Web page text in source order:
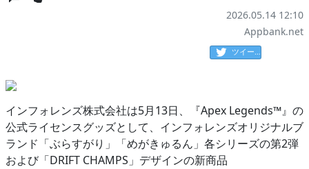
2026.05.14 12:10
Appbank.net
ツイート
インフォレンズ株式会社は5月13日、『Apex Legends™』の
公式ライセンスグッズとして、インフォレンズオリジナルブ
ランド「ぶらすがり」「めがきゅるん」各シリーズの第2弾
および「DRIFT CHAMPS」デザインの新商品